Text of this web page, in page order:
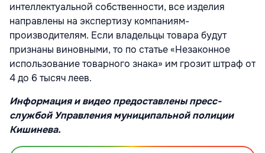
интеллектуальной собственности, все изделия
направлены на экспертизу компаниям-
производителям. Если владельцы товара будут
признаны виновными, то по статье «Незаконное
использование товарного знака» им грозит штраф от
4 до 6 тысяч леев.
Информация и видео предоставлены пресс-
службой Управления муниципальной полиции
Кишинева.